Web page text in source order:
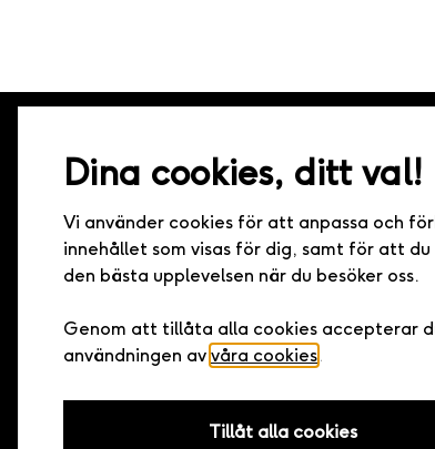
Dina cookies, ditt val!
Vi använder cookies för att anpassa och
innehållet som visas för dig, samt för att du
den bästa upplevelsen när du besöker oss.
Genom att tillåta alla cookies accepterar
användningen av våra cookies.
Tillåt alla cookies
Live it – Minnen för livet
Live it grundades 2005 och är idag
upplevelsepresenter i Sverige. Med hundratals
kvaliteten och det bredaste utbudet av